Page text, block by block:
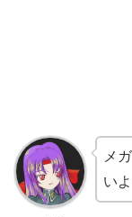
メ
い